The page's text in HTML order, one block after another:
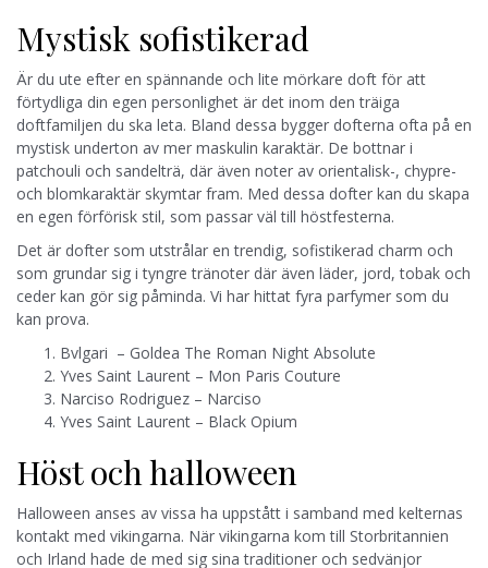
Mystisk sofistikerad
Är du ute efter en spännande och lite mörkare doft för att
förtydliga din egen personlighet är det inom den träiga
doftfamiljen du ska leta. Bland dessa bygger dofterna ofta på en
mystisk underton av mer maskulin karaktär. De bottnar i
patchouli och sandelträ, där även noter av orientalisk-, chypre-
och blomkaraktär skymtar fram. Med dessa dofter kan du skapa
en egen förförisk stil, som passar väl till höstfesterna.
Det är dofter som utstrålar en trendig, sofistikerad charm och
som grundar sig i tyngre tränoter där även läder, jord, tobak och
ceder kan gör sig påminda. Vi har hittat fyra parfymer som du
kan prova.
Bvlgari – Goldea The Roman Night Absolute
Yves Saint Laurent – Mon Paris Couture
Narciso Rodriguez – Narciso
Yves Saint Laurent – Black Opium
Höst och halloween
Halloween anses av vissa ha uppstått i samband med kelternas
kontakt med vikingarna. När vikingarna kom till Storbritannien
och Irland hade de med sig sina traditioner och sedvänjor